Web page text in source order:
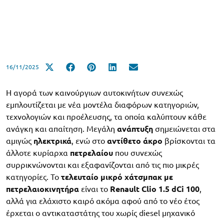
16/11/2025
Η αγορά των καινούργιων αυτοκινήτων συνεχώς
εμπλουτίζεται με νέα μοντέλα διαφόρων κατηγοριών,
τεχνολογιών και προέλευσης, τα οποία καλύπτουν κάθε
ανάγκη και απαίτηση. Μεγάλη ανάπτυξη σημειώνεται στα
αμιγώς ηλεκτρικά, ενώ στο αντίθετο άκρο βρίσκονται τα
άλλοτε κυρίαρχα πετρελαίου που συνεχώς
συρρικνώνονται και εξαφανίζονται από τις πιο μικρές
κατηγορίες. To τελευταίο μικρό χάτσμπακ με
πετρελαιοκινητήρα είναι το Renault Clio 1.5 dCi 100,
αλλά για ελάχιστο καιρό ακόμα αφού από το νέο έτος
έρχεται ο αντικαταστάτης του χωρίς diesel μηχανικό